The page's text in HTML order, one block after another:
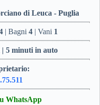
di Leuca - Puglia
| Bagni 4| Vani 1
| 5 minuti in auto
WhatsApp